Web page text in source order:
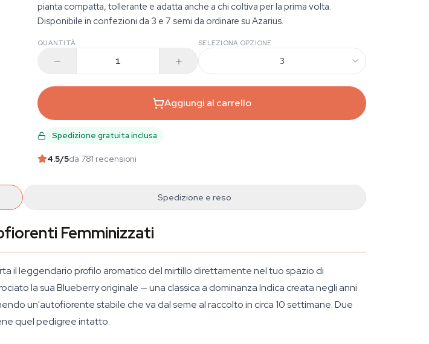
pianta compatta, tollerante e adatta anche a chi coltiva per la prima volta.
Disponibile in confezioni da 3 e 7 semi da ordinare su Azarius.
QUANTITÀ SELEZIONA OPZIONE
3
Aggiungi al carrello
Spedizione gratuita inclusa
4.5/5da 781 recensioni
Spedizione e reso
Femminizzati
il leggendario profilo aromatico del mirtillo direttamente nel tuo spazio di
la sua Blueberry originale — una classica a dominanza Indica creata negli anni
un'autofiorente stabile che va dal seme al raccolto in circa 10 settimane. Due
quel pedigree intatto.